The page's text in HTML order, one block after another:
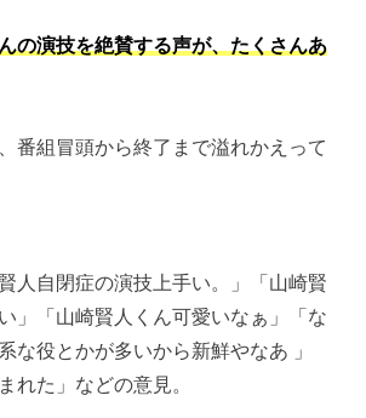
の演技を絶賛する声が、たくさんあ
番組冒頭から終了まで溢れかえって
人自閉症の演技上手い。」「山崎賢
」「山崎賢人くん可愛いなぁ」「な
な役とかが多いから新鮮やなあ 」
れた」などの意見。